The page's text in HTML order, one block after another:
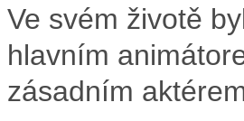
Ve svém životě
hlavním
zásadním